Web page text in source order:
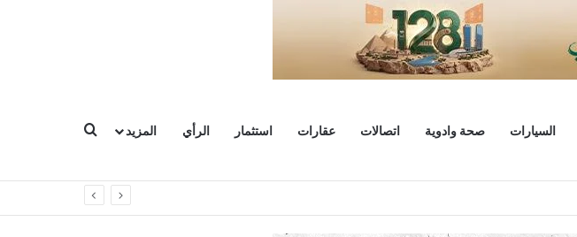
السيارات صحة وادوية اتصالات عقارات استثمار الرأي المزيد
وتوفير التمويلات المبتكرة للمشروعات